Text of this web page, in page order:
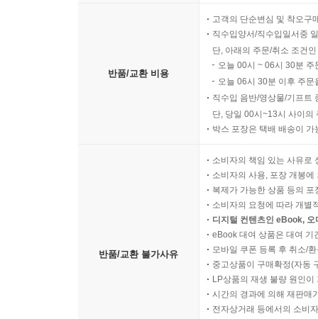
반품/교환 비용
고객의 단순변심 및 착오구
직수입양서/직수입일서중
단, 아래의 주문/취소 조건
오늘 00시 ~ 06시 30분
오늘 06시 30분 이후 주
직수입 음반/영상물/기프트
단, 당일 00시~13시 사이의
박스 포장은 택배 배송이
반품/교환 불가사유
소비자의 책임 있는 사유로
소비자의 사용, 포장 개봉
복제가 가능한 상품 등의
소비자의 요청에 따라 개별
디지털 컨텐츠인 eBook,
eBook 대여 상품은 대여 기
모바일 쿠폰 등록 후 취소/
중고상품이 구매확정(자동
LP상품의 재생 불량 원인
시간의 경과에 의해 재판매
전자상거래 등에서의 소비